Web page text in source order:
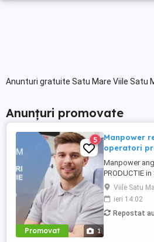
Anunturi gratuite Satu Mare Viile Satu
Anunțuri promovate
Promovat 1
5
Manpower
operatori
Manpower
PRODUCTIE
disponibilitate
conform
Viile Satu
ieri 14:02
Repostat